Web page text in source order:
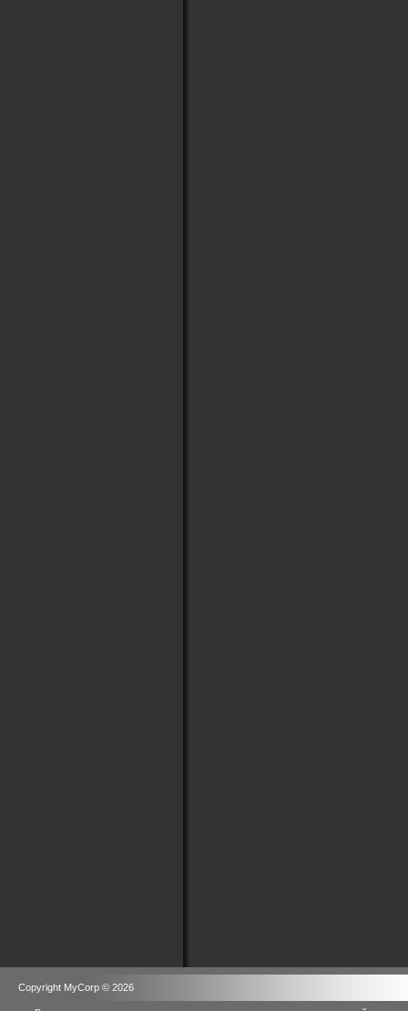
Copyright MyCorp © 2026